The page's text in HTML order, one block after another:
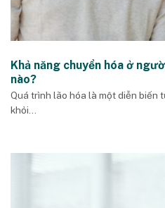
Khả năng chuyển hóa ở
nào?
Quá trình lão hóa là một diễn biến
khỏi...